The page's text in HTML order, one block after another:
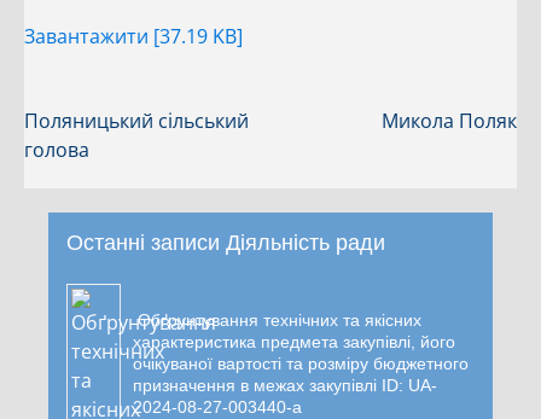
Завантажити [37.19 KB]
Поляницький сільський
голова
Микола Поляк
Останні записи Діяльність ради
Обґрунтування технічних та якісних
характеристика предмета закупівлі, його
очікуваної вартості та розміру бюджетного
призначення в межах закупівлі ID: UA-
2024-08-27-003440-a